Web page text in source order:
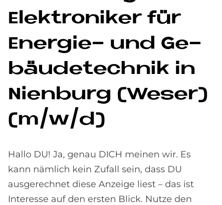
Elek­tro­ni­ker für
En­er­gie- und Ge­
bäu­de­tech­nik in
Nien­burg (We­ser)
(m/w/d)
Hallo DU! Ja, genau DICH meinen wir. Es
kann nämlich kein Zufall sein, dass DU
ausgerechnet diese Anzeige liest – das ist
Interesse auf den ersten Blick. Nutze den